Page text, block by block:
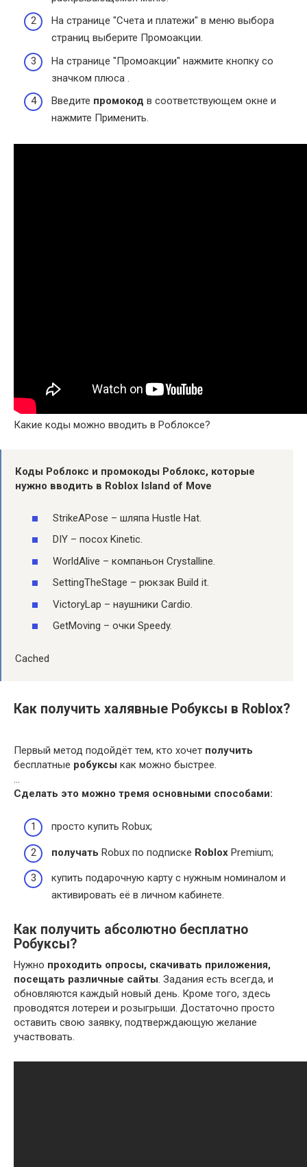
На странице "Счета и платежи" в меню выбора
страниц выберите Промоакции.
На странице "Промоакции" нажмите кнопку со
значком плюса .
Введите промокод в соответствующем окне и
нажмите Применить.
Какие коды можно вводить в Роблоксе?
Коды Роблокс и промокоды Роблокс, которые
нужно вводить в Roblox Island of Move
StrikeAPose – шляпа Hustle Hat.
DIY – посох Kinetic.
WorldAlive – компаньон Crystalline.
SettingTheStage – рюкзак Build it.
VictoryLap – наушники Cardio.
GetMoving – очки Speedy.
Cached
Как получить халявные Робуксы в Roblox?
Первый метод подойдёт тем, кто хочет получить
бесплатные робуксы как можно быстрее.
Сделать это можно тремя основными способами:
просто купить Robux;
получать Robux по подписке Roblox Premium;
купить подарочную карту с нужным номиналом и
активировать её в личном кабинете.
Как получить абсолютно бесплатно
Робуксы?
Нужно проходить опросы, скачивать приложения,
посещать различные сайты. Задания есть всегда, и
обновляются каждый новый день. Кроме того, здесь
проводятся лотереи и розыгрыши. Достаточно просто
оставить свою заявку, подтверждающую желание
участвовать.